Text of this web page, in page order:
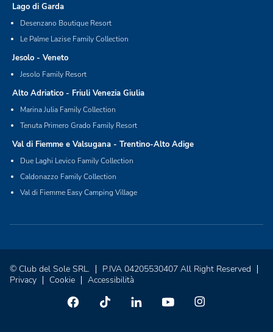
Lago di Garda
Desenzano Boutique Resort
Le Palme Lazise Family Collection
Jesolo - Veneto
Jesolo Family Resort
Alto Adriatico - Friuli Venezia Giulia
Marina Julia Family Collection
Tenuta Primero Grado Family Resort
Val di Fiemme e Valsugana - Trentino-Alto Adige
Due Laghi Levico Family Collection
Caldonazzo Family Collection
Val di Fiemme Easy Camping Village
© Club del Sole SRL.
P.IVA 04205530407 All Right Reserved
Privacy
Cookie Accessibilità